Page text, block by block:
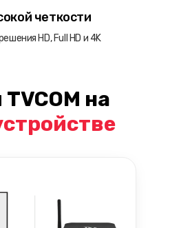
четкости
HD, Full HD и 4K
на